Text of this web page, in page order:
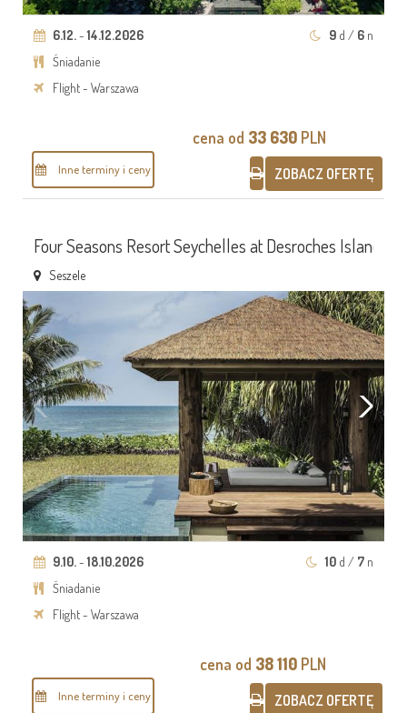
6.12.-14.12.2026 9 d / 6 n
Śniadanie
Flight - Warszawa
Inne terminy i ceny
cena od 33 630 PLN
ZOBACZ OFERTĘ
Four Seasons Resort Seychelles at Desroches Island 5*
Seszele
9.10.-18.10.2026 10 d / 7 n
Śniadanie
Flight - Warszawa
Inne terminy i ceny
cena od 38 110 PLN
ZOBACZ OFERTĘ